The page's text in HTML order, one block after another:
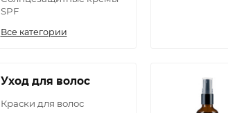
SPF
Все категории
Уход для волос
Краски для волос